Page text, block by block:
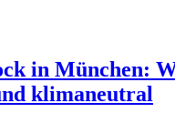
in München:
klimaneutral